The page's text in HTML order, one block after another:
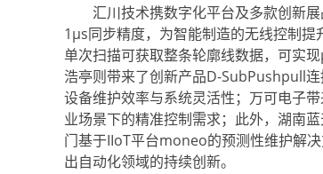
汇川技术携数字化平台及多款创新展
1μs同步精度，为智能制造的无线控制提
单次扫描可获取整条轮廓线数据，可实
浩亭则带来了创新产品D-SubPushpull
设备维护效率与系统灵活性；万可电子
业场景下的精准控制需求；此外，湖南
门基于IIoT平台moneo的预测性维护解
出自动化领域的持续创新。